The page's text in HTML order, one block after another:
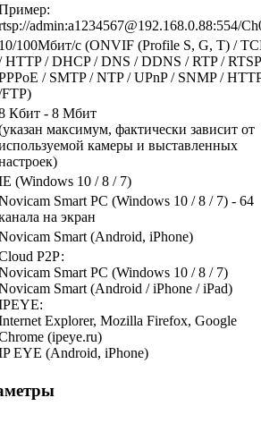
admin:a1234567@192.168.0.88:554/
10/100Мбит/c (ONVIF (Profile S, G, T) /
HTTP / DHCP / DNS / DDNS / RTP /
/ SMTP / NTP / UPnP / SNMP /
Кбит - 8 Мбит
максимум, фактически зависит от
камеры и выставленных
(Windows 10 / 8 / 7)
Smart PC (Windows 10 / 8 / 7) - 64
на экран
Smart (Android, iPhone)
Р2Р:
Smart PC (Windows 10 / 8 / 7)
Smart (Android / iPhone / iPad)
Explorer, Mozilla Firefox, Google
(ipeye.ru)
EYE (Android, iPhone)